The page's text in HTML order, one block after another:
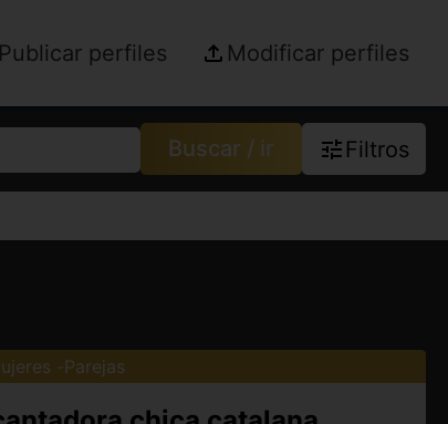
Publicar perfiles Modificar perfiles
Buscar / ir Filtros
Parejas